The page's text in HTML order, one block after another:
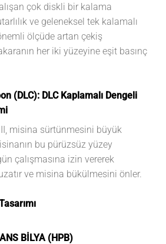
çok diskli bir kalama
ve geleneksel tek kalamalı
ölçüde artan çekiş
her iki yüzeyine eşit basınç
(DLC): DLC Kaplamalı Dengeli
II, misina sürtünmesini büyük
bu pürüzsüz yüzey
çalışmasına izin vererek
ve misina bükülmesini önler.
BİLYA (HPB)